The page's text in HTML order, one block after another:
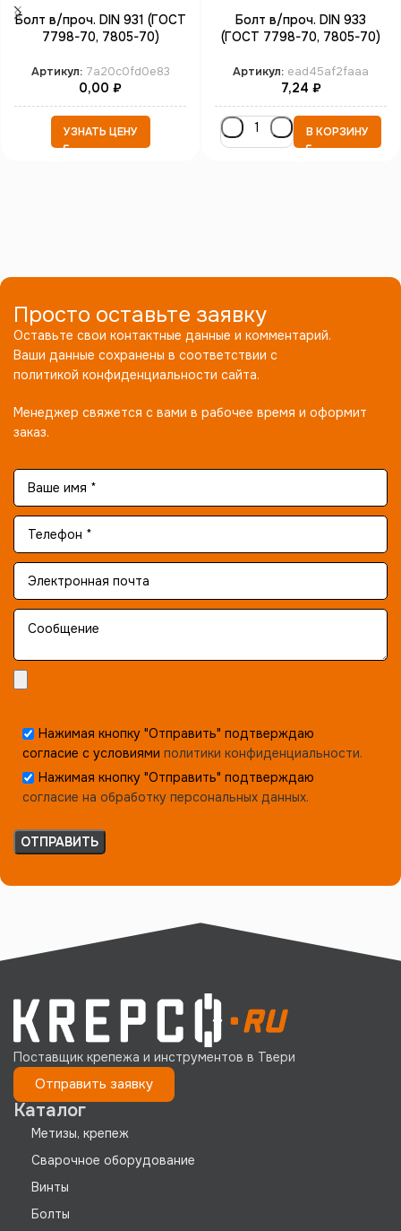
Болт в/проч. DIN 931 (ГОСТ
7798-70, 7805-70)
кл.пр. 12.9 б/п
Артикул: 7a20c0fd0e83
0,00 ₽
УЗНАТЬ ЦЕНУ
Болт в/проч. DIN 933
(ГОСТ 7798-70, 7805-70)
8.8 цинк
Артикул: ead45af2faaa
7,24 ₽
В КОРЗИНУ
Просто оставьте заявку
Оставьте свои контактные данные и комментарий.
Ваши данные сохранены в соответствии с
политикой конфиденциальности сайта.
Менеджер свяжется с вами в рабочее время и оформит
заказ.
Нажимая кнопку "Отправить" подтверждаю
согласие с условиями политики конфиденциальности.
Нажимая кнопку "Отправить" подтверждаю
согласие на обработку персональных данных.
Поставщик крепежа и инструментов в Твери
Отправить заявку
Каталог
Метизы, крепеж
Сварочное оборудование
Винты
Болты